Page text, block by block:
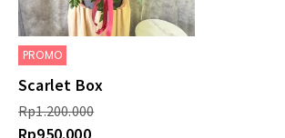
PROMO
Scarlet Box
Rp1.200.000
Rp950.000